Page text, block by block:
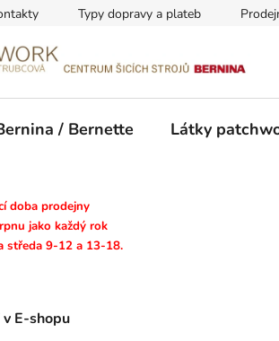
Typy dopravy a plateb
/ Bernette Látky
doba prodejny
jako každý rok
9-12 a 13-18.
E-shopu